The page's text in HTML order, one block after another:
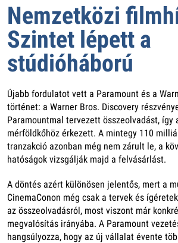
Nemzetközi
Szintet lépett a
stúdióháború
Újabb fordulatot vett a Paramount és a
történet: a Warner Bros. Discovery
Paramountmal tervezett összeolvadást, így
mérföldkőhöz érkezett. A mintegy 110
tranzakció azonban még nem zárult le, a
hatóságok vizsgálják majd a felvásárlást.
A döntés azért különösen jelentős, mert a
CinemaConon még csak a tervek és
az összeolvadásról, most viszont már
megvalósítás irányába. A Paramount
hangsúlyozza, hogy az új vállalat évente